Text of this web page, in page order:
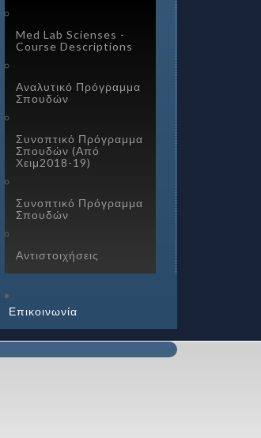
Med Lab Scienses -
Course Descriptions
Αναλυτικό Πρόγραμμα
Σπουδών
Συνοπτικό Πρόγραμμα
Σπουδών (Από
Χειμ2018-19)
Συνοπτικό Πρόγραμμα
Σπουδών
Αντιστοιχήσεις
Επικοινωνία